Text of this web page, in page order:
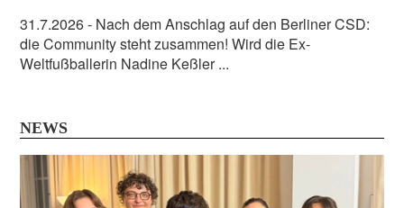
31.7.2026- Nach dem Anschlag auf den Berliner CSD:
die Community steht zusammen! Wird die Ex-
Weltfußballerin Nadine Keßler ...
NEWS